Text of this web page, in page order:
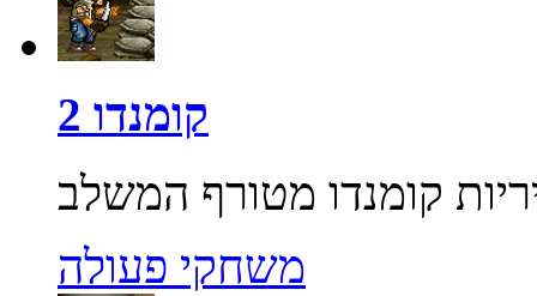
קומנדו 2
משחקי פעולה